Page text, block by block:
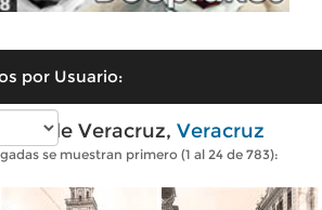
por Usuario:
de Veracruz, Veracruz
se muestran primero (1 al 24 de 783):